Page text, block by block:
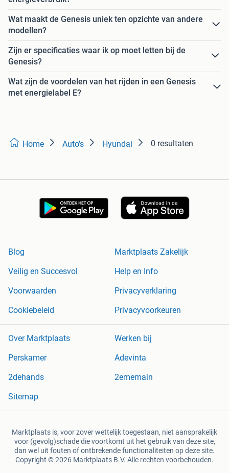
Wat maakt de Genesis uniek ten opzichte van andere
modellen?
Zijn er specificaties waar ik op moet letten bij de
Genesis?
Wat zijn de voordelen van het rijden in een Genesis
met energielabel E?
Home Auto's Hyundai 0 resultaten
Blog
Marktplaats Zakelijk
Veilig en Succesvol
Help en Info
Voorwaarden
Privacyverklaring
Cookiebeleid
Privacyvoorkeuren
Over Marktplaats
Werken bij
Perskamer
Adevinta
2dehands
2ememain
Sitemap
Marktplaats is, voor zover wettelijk toegestaan, niet aansprakelijk
voor (gevolg)schade die voortkomt uit het gebruik van deze site,
dan wel uit fouten of ontbrekende functionaliteiten op deze site.
Copyright © 2026 Marktplaats B.V. Alle rechten voorbehouden.